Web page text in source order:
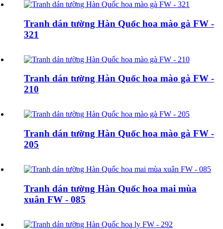
Tranh dán tường Hàn Quốc hoa mào gà FW -
321
Tranh dán tường Hàn Quốc hoa mào gà FW -
210
Tranh dán tường Hàn Quốc hoa mào gà FW -
205
Tranh dán tường Hàn Quốc hoa mai mùa
xuân FW - 085